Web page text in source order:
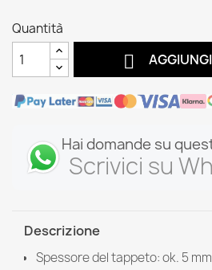
Quantità

Hai domande su
Scrivici su
Descrizione
Spessore del tappeto: ok. 5 mm